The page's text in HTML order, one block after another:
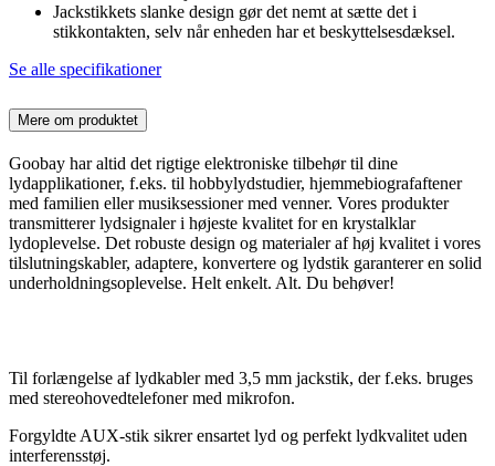
Jackstikkets slanke design gør det nemt at sætte det i
stikkontakten, selv når enheden har et beskyttelsesdæksel.
Se alle specifikationer
Mere om produktet
Goobay har altid det rigtige elektroniske tilbehør til dine
lydapplikationer, f.eks. til hobbylydstudier, hjemmebiografaftener
med familien eller musiksessioner med venner. Vores produkter
transmitterer lydsignaler i højeste kvalitet for en krystalklar
lydoplevelse. Det robuste design og materialer af høj kvalitet i vores
tilslutningskabler, adaptere, konvertere og lydstik garanterer en solid
underholdningsoplevelse. Helt enkelt. Alt. Du behøver!
Til forlængelse af lydkabler med 3,5 mm jackstik, der f.eks. bruges
med stereohovedtelefoner med mikrofon.
Forgyldte AUX-stik sikrer ensartet lyd og perfekt lydkvalitet uden
interferensstøj.